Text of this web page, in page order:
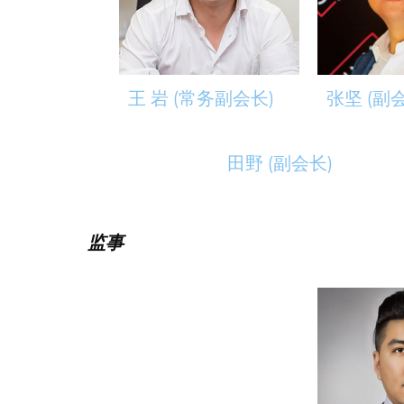
王 岩 (常务副会长) 张坚 (副
田野 (副会长)
监事